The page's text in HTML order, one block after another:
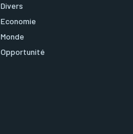
Divers
Economie
Monde
Opportunité